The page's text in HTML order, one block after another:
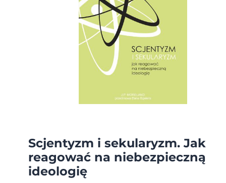
Scjentyzm i sekularyzm. Jak
reagować na niebezpieczną
ideologię